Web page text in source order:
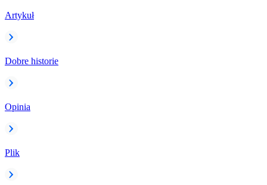
Artykuł
Dobre historie
Opinia
Plik